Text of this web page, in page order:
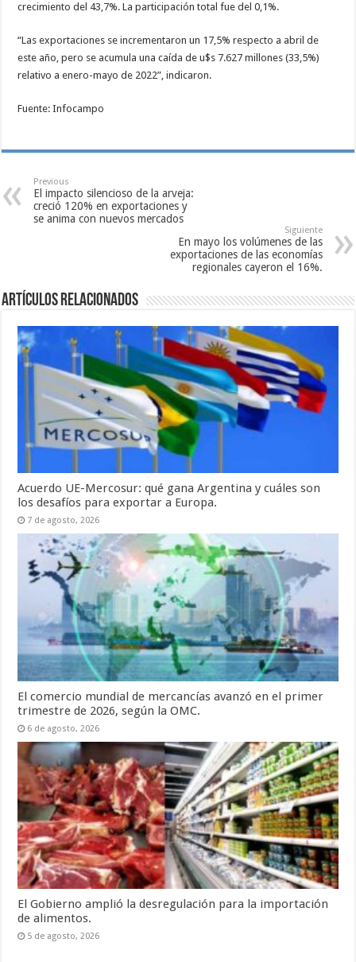
crecimiento del 43,7%. La participación total fue del 0,1%.
“Las exportaciones se incrementaron un 17,5% respecto a abril de
este año, pero se acumula una caída de u$s 7.627 millones (33,5%)
relativo a enero-mayo de 2022”, indicaron.
Fuente: Infocampo
Previous
El impacto silencioso de la arveja:
creció 120% en exportaciones y
se anima con nuevos mercados
Siguiente
En mayo los volúmenes de las
exportaciones de las economías
regionales cayeron el 16%.
Artículos relacionados
Acuerdo UE-Mercosur: qué gana Argentina y cuáles son
los desafíos para exportar a Europa.
7 de agosto, 2026
El comercio mundial de mercancías avanzó en el primer
trimestre de 2026, según la OMC.
6 de agosto, 2026
El Gobierno amplió la desregulación para la importación
de alimentos.
5 de agosto, 2026